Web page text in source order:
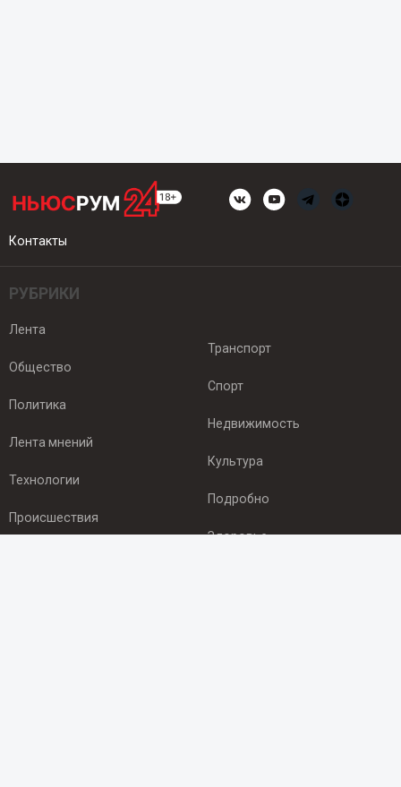
Контакты
РУБРИКИ
Лента
Общество
Политика
Лента мнений
Технологии
Происшествия
Транспорт
Спорт
Недвижимость
Культура
Подробно
Здоровье